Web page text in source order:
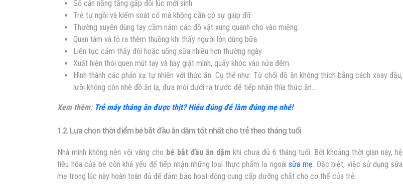
Số cân nặng tăng gấp đôi lúc mới sinh.
Trẻ tự ngồi và kiểm soát cổ mà không cần có sự giúp đỡ.
Thường xuyên dùng tay cầm nắm các đồ vật xung quanh cho vào miệng.
Quan tâm và tỏ ra thèm thuồng khi thấy người lớn dùng bữa.
Liên tục cảm thấy đói hoặc uống sữa nhiều hơn thường ngày.
Xuất hiện thói quen mút tay và hay giật mình, quấy khóc vào nửa đêm.
Hình thành các phản xạ tự nhiên với thức ăn. Cụ thể như: Từ chối đồ ăn không thích bằng cách xoay đầu,
lưỡi không còn nhè đồ ăn lạ, đưa môi dưới ra trước để tiếp nhận thìa thức ăn…
Xem thêm: Trẻ mấy tháng ăn được thịt? Hiểu đúng để làm đúng mẹ nhé!
1.2. Lựa chọn thời điểm bé bắt đầu ăn dặm tốt nhất cho trẻ theo tháng tuổi
Nhà mình không nên vội vàng cho bé bắt đầu ăn dặm khi chưa đủ 6 tháng tuổi. Bởi khoảng thời gian này, hệ
tiêu hóa của bé còn khá yếu để tiếp nhận những loại thực phẩm lạ ngoàisữa mẹ. Đặc biệt, việc sử dụng sữa
mẹ trong lúc này hoàn toàn đủ để đảm bảo hoạt động cung cấp dưỡng chất cho cơ thể của trẻ.